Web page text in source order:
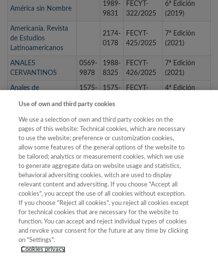
América sin Nombre
1989-
9831
FECYT-
322/2025
6ª Edición
(2019)
Americanía. Revista
de Estudios
Latinoamericanos
2174-
0178
FECYT-
425/2025
7ª Edición
(2021)
ANALES
CERVANTINOS
0569-
9878
1988-
8325
FECYT-
426/2025
7ª Edición
(2021)
Anales de
1575-
1575-
FECYT-
4ª Edición
Francesa
2958
4678
323/2025
(2019)
Anales de Geografía
de la Universidad
Complutense
9803
080/2025
3ª Edición
Anales de Historia
del Arte
0214-
6452
1988-
2491
FECYT-
427/2025
7ª Edición
(2021)
2 3 6 7 8 9 …
siguiente › última »
Use of own and third party cookies
We use a selection of own and third party cookies on the
pages of this website: Technical cookies, which are necessary
to use the website; preference or customization cookies,
allow some features of the general options of the website to
be tailored; analytics or measurement cookies, which we use
to generate aggregate data on website usage and statistics,
behavioral adversiting cookies, witch are used to display
relevant content and adversiting. If you choose "Accept all
cookies", you accept the use of all cookies without exception.
If you choose "Reject all cookies", you reject all cookies except
for technical cookies that are necessary for the website to
function. You can accept and reject individual types of cookies
and revoke your consent for the future at any time by clicking
on "Settings".
Cookies privacy